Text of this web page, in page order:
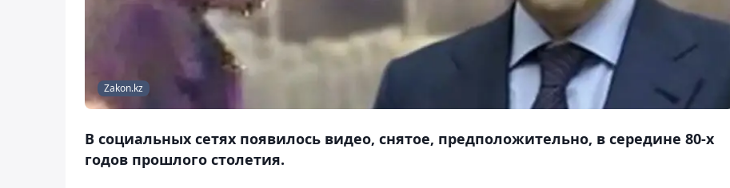
Zakon.kz
В социальных сетях появилось видео, снятое, предположительно, в середине 80-х
годов прошлого столетия.